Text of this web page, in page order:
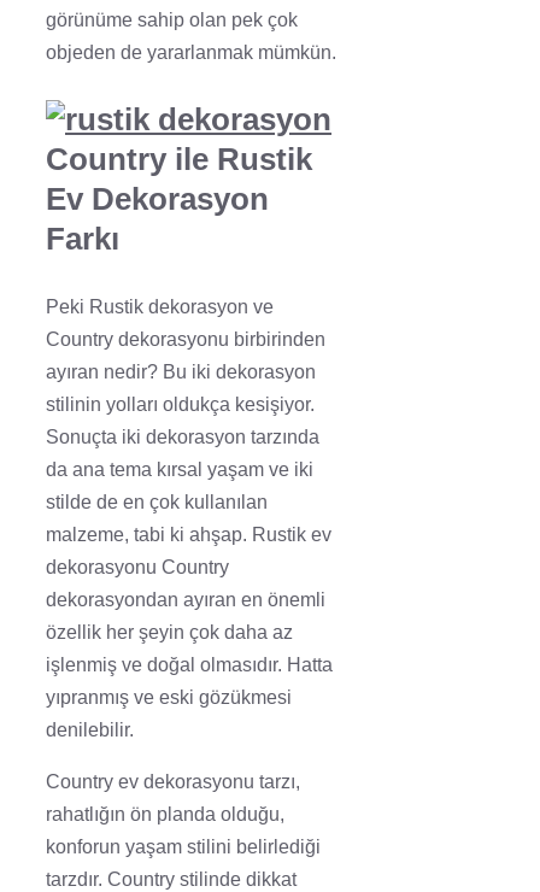
görünüme sahip olan pek çok
objeden de yararlanmak mümkün.
Country ile Rustik
Ev Dekorasyon
Farkı
Peki Rustik dekorasyon ve
Country dekorasyonu birbirinden
ayıran nedir? Bu iki dekorasyon
stilinin yolları oldukça kesişiyor.
Sonuçta iki dekorasyon tarzında
da ana tema kırsal yaşam ve iki
stilde de en çok kullanılan
malzeme, tabi ki ahşap. Rustik ev
dekorasyonu Country
dekorasyondan ayıran en önemli
özellik her şeyin çok daha az
işlenmiş ve doğal olmasıdır. Hatta
yıpranmış ve eski gözükmesi
denilebilir.
Country ev dekorasyonu tarzı,
rahatlığın ön planda olduğu,
konforun yaşam stilini belirlediği
tarzdır. Country stilinde dikkat